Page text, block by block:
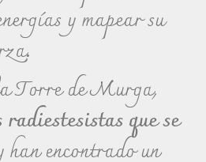
y mapear su
Torre de Murga,
que se
encontrado un